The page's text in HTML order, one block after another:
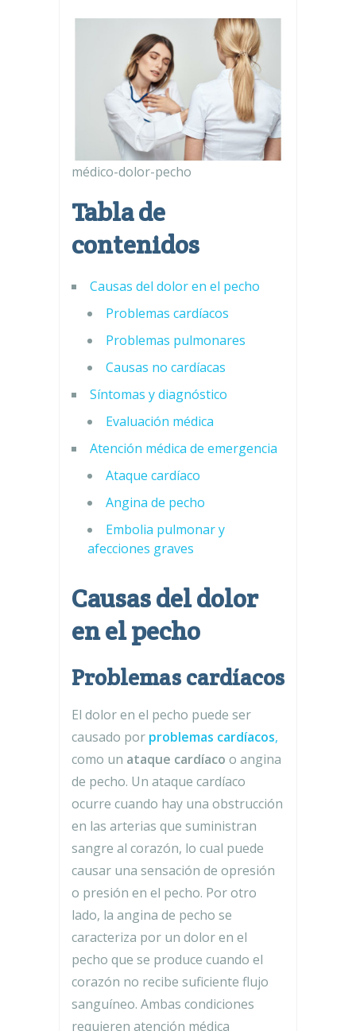
médico-dolor-pecho
Tabla de
contenidos
Causas del dolor en el pecho
Problemas cardíacos
Problemas pulmonares
Causas no cardíacas
Síntomas y diagnóstico
Evaluación médica
Atención médica de emergencia
Ataque cardíaco
Angina de pecho
Embolia pulmonar y
afecciones graves
Causas del dolor
en el pecho
Problemas cardíacos
El dolor en el pecho puede ser
causado por problemas cardíacos,
como un ataque cardíaco o angina
de pecho. Un ataque cardíaco
ocurre cuando hay una obstrucción
en las arterias que suministran
sangre al corazón, lo cual puede
causar una sensación de opresión
o presión en el pecho. Por otro
lado, la angina de pecho se
caracteriza por un dolor en el
pecho que se produce cuando el
corazón no recibe suficiente flujo
sanguíneo. Ambas condiciones
requieren atención médica